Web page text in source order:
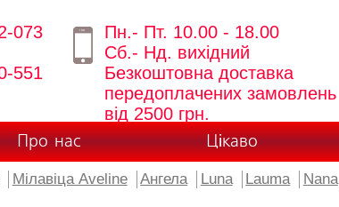
073
551
Пн.- Пт. 10.00 - 18.00
Сб.- Нд. вихідний
Безкоштовна доставка
передоплачених замовлень
від 2500 грн.
Про нас Цікаво
Мілавіца Aveline Ангела Luna Lauma Nana